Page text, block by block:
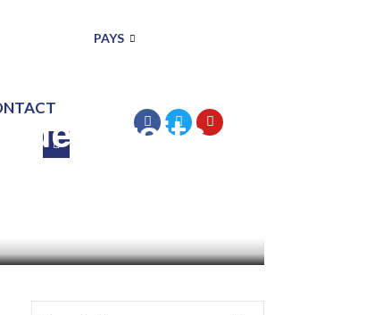
PAYS
d’une
des droits